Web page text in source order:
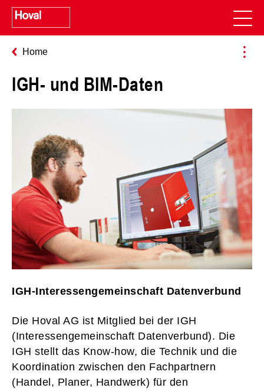
Home
IGH- und BIM-Daten
IGH-Interessengemeinschaft Datenverbund
Die Hoval AG ist Mitglied bei der IGH
(Interessengemeinschaft Datenverbund). Die
IGH stellt das Know-how, die Technik und die
Koordination zwischen den Fachpartnern
(Handel, Planer, Handwerk) für den